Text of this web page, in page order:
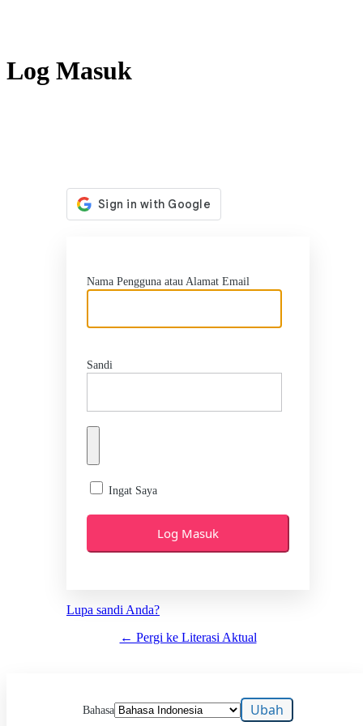
Log Masuk
Nama Pengguna atau Alamat Email
Sandi
Ingat Saya
Lupa sandi Anda?
← Pergi ke Literasi Aktual
Bahasa